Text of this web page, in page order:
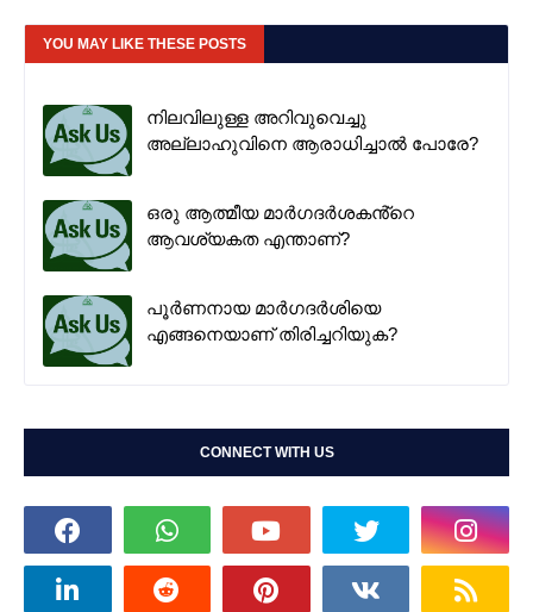
YOU MAY LIKE THESE POSTS
നിലവിലുള്ള അറിവുവെച്ചു
അല്ലാഹുവിനെ ആരാധിച്ചാൽ പോരേ?
ഒരു ആത്മീയ മാർഗദർശകൻ്റെ
ആവശ്യകത എന്താണ്?
പൂർണനായ മാർഗദർശിയെ
എങ്ങനെയാണ് തിരിച്ചറിയുക?
CONNECT WITH US